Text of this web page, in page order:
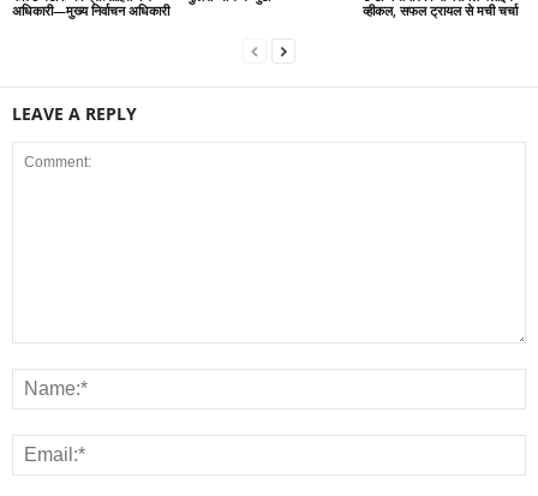
अधिकारी—मुख्य निर्वाचन अधिकारी
व्हीकल, सफल ट्रायल से मची चर्चा
LEAVE A REPLY